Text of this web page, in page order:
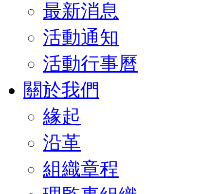
最新消息
活動通知
活動行事曆
關於我們
緣起
沿革
組織章程